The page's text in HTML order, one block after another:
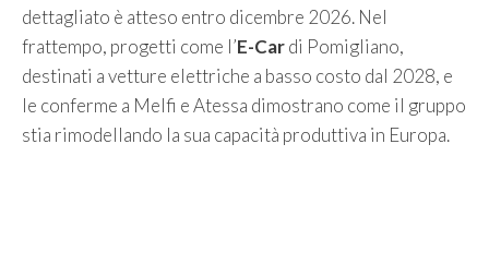
dettagliato è atteso entro dicembre 2026. Nel
frattempo, progetti come l’E-Cardi Pomigliano,
destinati a vetture elettriche a basso costo dal 2028, e
le conferme a Melfi e Atessa dimostrano come il gruppo
stia rimodellando la sua capacità produttiva in Europa.